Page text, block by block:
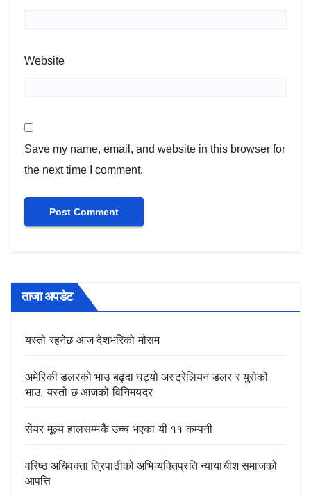
Website
Save my name, email, and website in this browser for
the next time I comment.
ताजा अपडेट
यस्तो रहनेछ आज देशभरिको मौसम
अमेरिकी डलरको भाउ बढ्दा घट्यो अस्ट्रेलियन डलर र युरोको
भाउ, यस्तो छ आजको विनिमयदर
सेयर मूल्य हालसम्मकै उच्च भएका यी ११ कम्पनी
वरिष्ठ अधिवक्ता त्रिपाठीको अभिव्यक्तिप्रति न्यायाधीश समाजको
आपत्ति